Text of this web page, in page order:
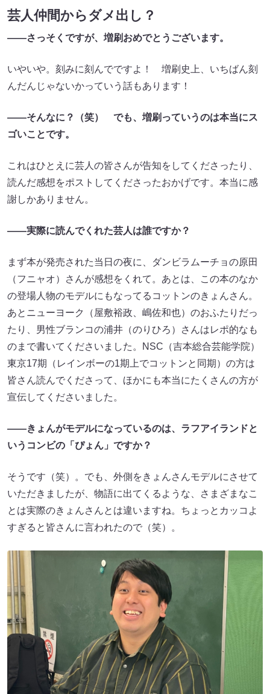
芸人仲間からダメ出し？
――さっそくですが、増刷おめでとうございます。
いやいや。刻みに刻んでですよ！ 増刷史上、いちばん刻
んだんじゃないかっていう話もあります！
――そんなに？（笑） でも、増刷っていうのは本当にス
ゴいことです。
これはひとえに芸人の皆さんが告知をしてくださったり、
読んだ感想をポストしてくださったおかげです。本当に感
謝しかありません。
――実際に読んでくれた芸人は誰ですか？
まず本が発売された当日の夜に、ダンビラムーチョの原田
（フニャオ）さんが感想をくれて。あとは、この本のなか
の登場人物のモデルにもなってるコットンのきょんさん。
あとニューヨーク（屋敷裕政、嶋佐和也）のおふたりだっ
たり、男性ブランコの浦井（のりひろ）さんはレポ的なも
のまで書いてくださいました。NSC（吉本総合芸能学院）
東京17期（レインボーの1期上でコットンと同期）の方は
皆さん読んでくださって、ほかにも本当にたくさんの方が
宣伝してくださいました。
――きょんがモデルになっているのは、ラフアイランドと
いうコンビの「ぴょん」ですか？
そうです（笑）。でも、外側をきょんさんモデルにさせて
いただきましたが、物語に出てくるような、さまざまなこ
とは実際のきょんさんとは違いますね。ちょっとカッコよ
すぎると皆さんに言われたので（笑）。